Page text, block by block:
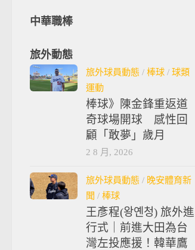
中華職棒
旅外動態
旅外球員動態 / 棒球 / 球類
運動
棒球》陳金鋒重返道
奇球場開球 感性回
顧「敢夢」歲月
2 8 月, 2026
旅外球員動態 / 晚安體育新
聞 / 棒球
王彥程(왕옌청) 旅外進
行式｜前進大田為台
灣左投應援！韓華鷹